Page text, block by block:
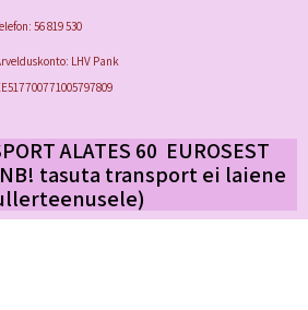
56 819 530
LHV Pank
ALATES 60 EUROSEST
tasuta transportei laiene